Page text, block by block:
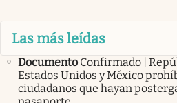
Las más leídas
Documento Confirmado |
Estados Unidos y México
ciudadanos que hayan